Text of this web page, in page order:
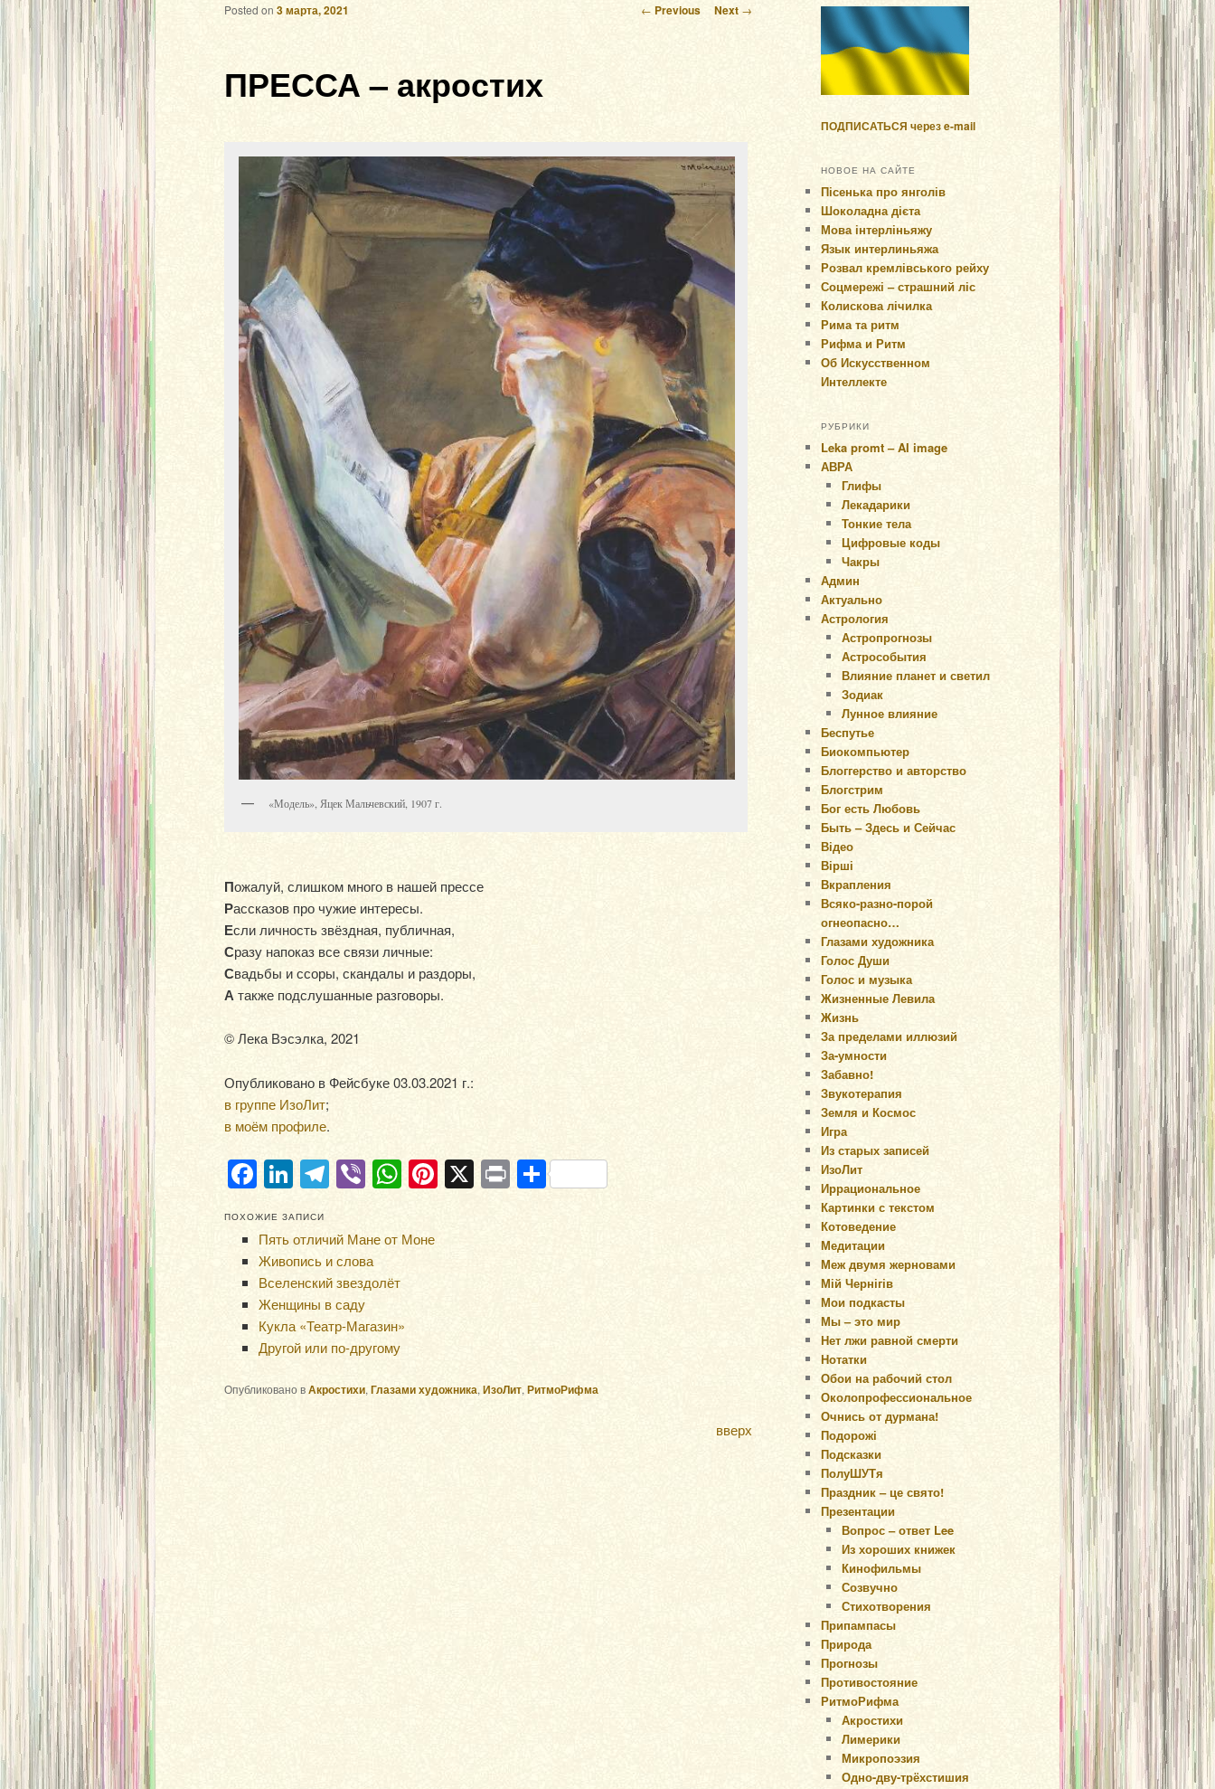
Post navigation
← Previous Next →
ПРЕССА – акростих
Posted on 3 марта, 2021
«Модель», Яцек Мальчевский, 1907 г.
Пожалуй, слишком много в нашей прессе
Рассказов про чужие интересы.
Если личность звёздная, публичная,
Сразу напоказ все связи личные:
Свадьбы и ссоры, скандалы и раздоры,
Атакже подслушанные разговоры.
© Лека Вэсэлка, 2021
Опубликовано в Фейсбуке 03.03.2021 г.:
в группе ИзоЛит;
в моём профиле.
Facebook
LinkedIn
Telegram
ViberWhatsApp
Pinterest
X PrintОтправить
ПОХОЖИЕ ЗАПИСИ
Пять отличий Мане от Моне
Живопись и слова
Вселенский звездолёт
Женщины в саду
Кукла «Театр-Магазин»
Другой или по-другому
Опубликовано вАкростихи, Глазами художника, ИзоЛит, РитмоРифма
вверх
ПОДПИСАТЬСЯ через e-mail
НОВОЕ НА САЙТЕ
Пісенька про янголів
Шоколадна дієта
Мова інтерліньяжу
Язык интерлиньяжа
Розвал кремлівського рейху
Соцмережі – страшний ліс
Колискова лічилка
Рима та ритм
Рифма и Ритм
Об Искусственном
Интеллекте
РУБРИКИ
Leka promt – AI image
АВРА
Глифы
Лекадарики
Тонкие тела
Цифровые коды
Чакры
Админ
Актуально
Астрология
Астропрогнозы
Астрособытия
Влияние планет и светил
Зодиак
Лунное влияние
Беспутье
Биокомпьютер
Блоггерство и авторство
Блогстрим
Бог есть Любовь
Быть – Здесь и Сейчас
Відео
Вірші
Вкрапления
Всяко-разно-порой
огнеопасно…
Глазами художника
Голос Души
Голос и музыка
Жизненные Левила
Жизнь
За пределами иллюзий
За-умности
Забавно!
Звукотерапия
Земля и Космос
Игра
Из старых записей
ИзоЛит
Иррациональное
Картинки с текстом
Котоведение
Медитации
Меж двумя жерновами
Мій Чернігів
Мои подкасты
Мы – это мир
Нет лжи равной смерти
Нотатки
Обои на рабочий стол
Околопрофессиональное
Очнись от дурмана!
Подорожі
Подсказки
ПолуШУТя
Праздник – це свято!
Презентации
Вопрос – ответ Lee
Из хороших книжек
Кинофильмы
Созвучно
Стихотворения
Припампасы
Природа
Прогнозы
Противостояние
РитмоРифма
Акростихи
Лимерики
Микропоэзия
Одно-дву-трёхстишия